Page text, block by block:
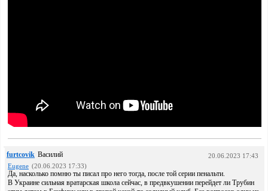
furtcovik Василий
20.06.2023 17:43
Eugene (20.06.2023 17:33)
Да, насколько помню ты писал про него тогда, после той серии пенальти.
В Украине сильная вратарская школа сейчас, в предвкушении перейдет ли Трубин